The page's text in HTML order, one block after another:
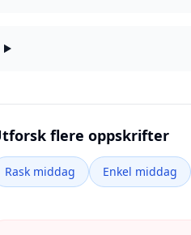
flere oppskrifter
Rask middag Enkel middag